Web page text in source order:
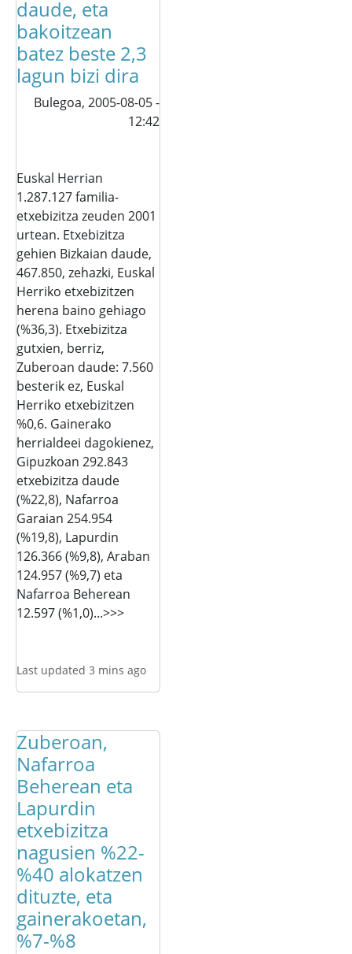
daude, eta
bakoitzean
batez beste 2,3
lagun bizi dira
Bulegoa, 2005-08-05 -
12:42
Euskal Herrian
1.287.127 familia-
etxebizitza zeuden 2001
urtean. Etxebizitza
gehien Bizkaian daude,
467.850, zehazki, Euskal
Herriko etxebizitzen
herena baino gehiago
(%36,3). Etxebizitza
gutxien, berriz,
Zuberoan daude: 7.560
besterik ez, Euskal
Herriko etxebizitzen
%0,6. Gainerako
herrialdeei dagokienez,
Gipuzkoan 292.843
etxebizitza daude
(%22,8), Nafarroa
Garaian 254.954
(%19,8), Lapurdin
126.366 (%9,8), Araban
124.957 (%9,7) eta
Nafarroa Beherean
12.597 (%1,0)...>>>
Last updated 3 mins ago
Zuberoan,
Nafarroa
Beherean eta
Lapurdin
etxebizitza
nagusien %22-
%40 alokatzen
dituzte, eta
gainerakoetan,
%7-%8